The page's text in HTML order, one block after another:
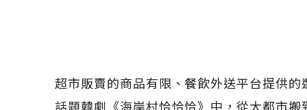
超市販賣的商品有限、餐飲外送平台提供
話題韓劇《海岸村恰恰恰》中，從大都市